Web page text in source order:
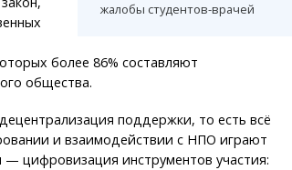
жалобы студентов-врачей
более 86% составляют
общества.
поддержки, то есть всё
и взаимодействии с НПО играют
— цифровизация инструментов участия: